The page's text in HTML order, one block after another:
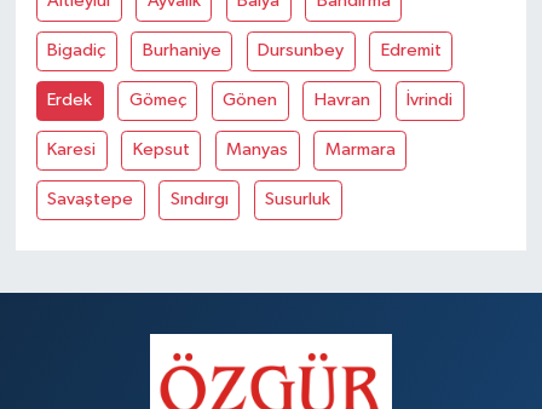
Bigadiç Burhaniye Dursunbey Edremit
Erdek Gömeç Gönen Havran İvrindi
Karesi Kepsut Manyas Marmara
Savaştepe Sındırgı Susurluk